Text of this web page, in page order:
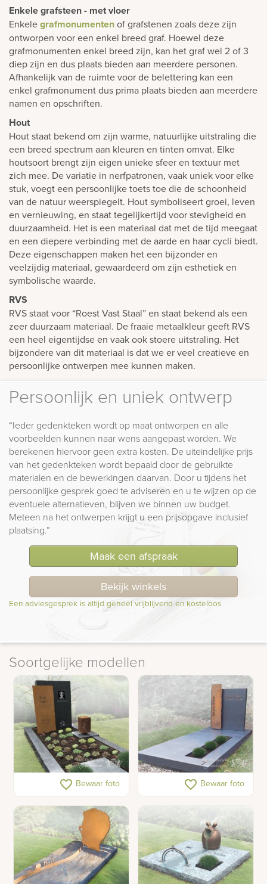
Enkele grafsteen - met vloer
Enkelegrafmonumentenof grafstenen zoals deze zijn
ontworpen voor een enkel breed graf. Hoewel deze
grafmonumenten enkel breed zijn, kan het graf wel 2 of 3
diep zijn en dus plaats bieden aan meerdere personen.
Afhankelijk van de ruimte voor de belettering kan een
enkel grafmonument dus prima plaats bieden aan meerdere
namen en opschriften.
Hout
Hout staat bekend om zijn warme, natuurlijke uitstraling die
een breed spectrum aan kleuren en tinten omvat. Elke
houtsoort brengt zijn eigen unieke sfeer en textuur met
zich mee. De variatie in nerfpatronen, vaak uniek voor elke
stuk, voegt een persoonlijke toets toe die de schoonheid
van de natuur weerspiegelt. Hout symboliseert groei, leven
en vernieuwing, en staat tegelijkertijd voor stevigheid en
duurzaamheid. Het is een materiaal dat met de tijd meegaat
en een diepere verbinding met de aarde en haar cycli biedt.
Deze eigenschappen maken het een bijzonder en
veelzijdig materiaal, gewaardeerd om zijn esthetiek en
symbolische waarde.
RVS
RVS staat voor “Roest Vast Staal” en staat bekend als een
zeer duurzaam materiaal. De fraaie metaalkleur geeft RVS
een heel eigentijdse en vaak ook stoere uitstraling. Het
bijzondere van dit materiaal is dat we er veel creatieve en
persoonlijke ontwerpen mee kunnen maken.
Persoonlijk en uniek ontwerp
“Ieder gedenkteken wordt op maat ontworpen en alle
voorbeelden kunnen naar wens aangepast worden. We
berekenen hiervoor geen extra kosten. De uiteindelijke prijs
van het gedenkteken wordt bepaald door de gebruikte
materialen en de bewerkingen daarvan. Door u tijdens het
persoonlijke gesprek goed te adviseren en u te wijzen op de
eventuele alternatieven, blijven we binnen uw budget.
Meteen na het ontwerpen krijgt u een prijsopgave inclusief
plaatsing.”
Maak een afspraak
Bekijk winkels
Een adviesgesprek is altijd geheel vrijblijvend en kosteloos
Soortgelijke modellen
grafmonument
cortenstalen naamplaat
favorite_border Bewaar foto Grafzerk met cortenstaal
favorite_border Bewaar foto